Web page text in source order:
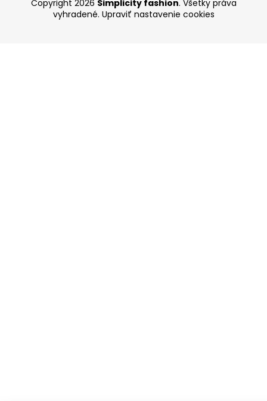
Copyright 2026 Simplicity fashion. Všetky práva
vyhradené. Upraviť nastavenie cookies